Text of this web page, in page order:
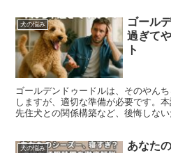
犬の悩み
ゴール
過ぎて
ト
ゴールデンドゥードルは、そのやん
しますが、適切な準備が必要です。
先住犬との関係構築など、後悔しな
犬の悩み
あなた